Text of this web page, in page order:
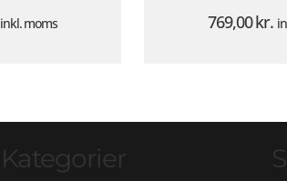
inkl. moms 769,00kr.
Kategorier